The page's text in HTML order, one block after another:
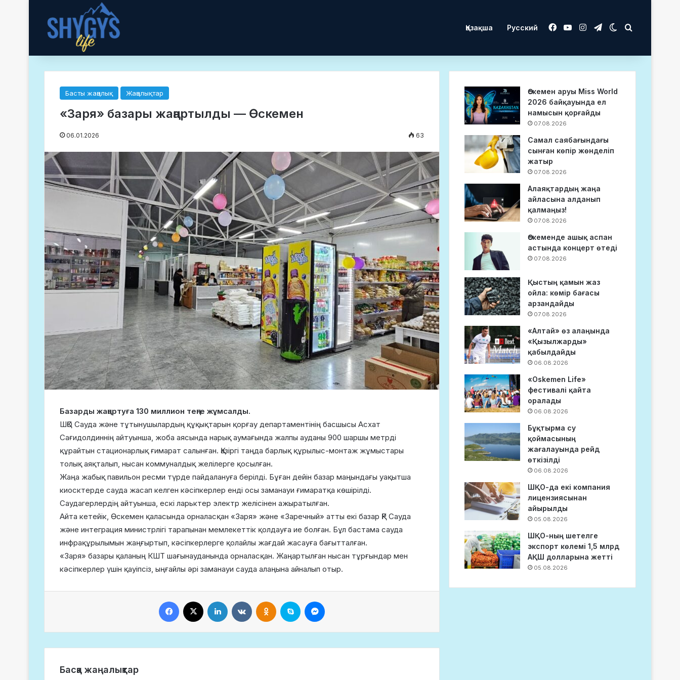
Қазақша Русский Facebook
YouTubeInstagram
TelegramSwitch skin
Басты жаңалық Жаңалықтар
«Заря» базары жаңартылды — Өскемен
06.01.2026 63
Базарды жаңартуға 130 миллион теңге жұмсалды.
ШҚО Сауда және тұтынушылардың құқықтарын қорғау департаментінің басшысы Асхат
Сағидолдиннің айтуынша, жоба аясында нарық аумағында жалпы ауданы 900 шаршы метрді
құрайтын стационарлық ғимарат салынған. Қазіргі таңда барлық құрылыс-монтаж жұмыстары
толық аяқталып, нысан коммуналдық желілерге қосылған.
Жаңа жабық павильон ресми түрде пайдалануға берілді. Бұған дейін базар маңындағы уақытша
киосктерде сауда жасап келген кәсіпкерлер енді осы заманауи ғимаратқа көшірілді.
Саудагерлердің айтуынша, ескі ларьктер электр желісінен ажыратылған.
Айта кетейік, Өскемен қаласында орналасқан «Заря» және «Заречный» атты екі базар ҚР Сауда
және интеграция министрлігі тарапынан мемлекеттік қолдауға ие болған. Бұл бастама сауда
инфрақұрылымын жаңғыртып, кәсіпкерлерге қолайлы жағдай жасауға бағытталған.
«Заря» базары қаланың КШТ шағынауданында орналасқан. Жаңартылған нысан тұрғындар мен
кәсіпкерлер үшін қауіпсіз, ыңғайлы әрі заманауи сауда алаңына айналып отыр.
Facebook LinkedIn VKontakteOdnoklassniki
Skype
Басқа жаңалықтар
Өскемен аруы Miss World
2026 байқауында ел
намысын қорғайды
07.08.2026
Самал саябағындағы
сынған көпір жөнделіп
жатыр
07.08.2026
Алаяқтардың жаңа
айласына алданып
қалмаңыз!
07.08.2026
Өскеменде ашық аспан
астында концерт өтеді
07.08.2026
Қыстың қамын жаз
ойла: көмір бағасы
арзандайды
07.08.2026
«Алтай» өз алаңында
«Қызылжарды»
қабылдайды
06.08.2026
«Oskemen Life»
фестивалі қайта
оралады
06.08.2026
Бұқтырма су
қоймасының
жағалауында рейд
өткізілді
06.08.2026
ШҚО-да екі компания
лицензиясынан
айырылды
05.08.2026
ШҚО-ның шетелге
экспорт көлемі 1,5 млрд
АҚШ долларына жетті
05.08.2026